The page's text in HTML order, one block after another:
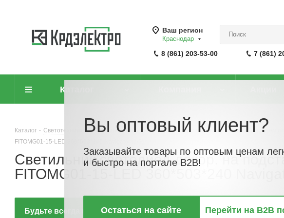
Ваш регион
Краснодар
8 (861) 203-53-00 7 (861)
Каталог
Каталог - Светотехника - Светильники линейные, для модульных и магистральных систем
FITOMG01-15-LED 360*503*240 Navigator (1/5)
Светильник светодиод декор. на
FITOMG01-15-LED 360*503*240
Будьте всегда в курсе!
Вы оптовый клиент?
Заказывайте товары по оптовым ценам
и быстро на портале B2B!
Остаться на сайте Перейти на B2B